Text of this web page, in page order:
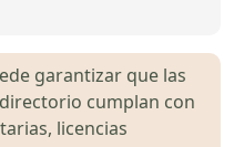
garantizar que las
cumplan con
licencias